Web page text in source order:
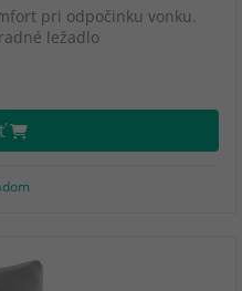
pri odpočinku vonku.
ležadlo